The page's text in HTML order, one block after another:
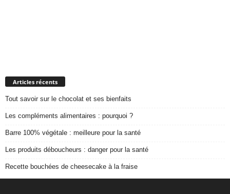
Articles récents
Tout savoir sur le chocolat et ses bienfaits
Les compléments alimentaires : pourquoi ?
Barre 100% végétale : meilleure pour la santé
Les produits déboucheurs : danger pour la santé
Recette bouchées de cheesecake à la fraise